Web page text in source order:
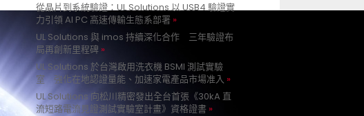
從晶片到系統驗證：UL Solutions 以 USB4 驗證實
力引領 AI PC 高速傳輸生態系部署
UL Solutions 與 imos 持續深化合作 三年驗證布
局再創新里程碑
UL Solutions 於台灣啟用洗衣機 BSMI 測試實驗
室 強化在地認證量能、加速家電產品市場准入
UL Solutions 向松川精密發出全台首張《30kA 直
流短路電流見證測試實驗室計畫》資格證書